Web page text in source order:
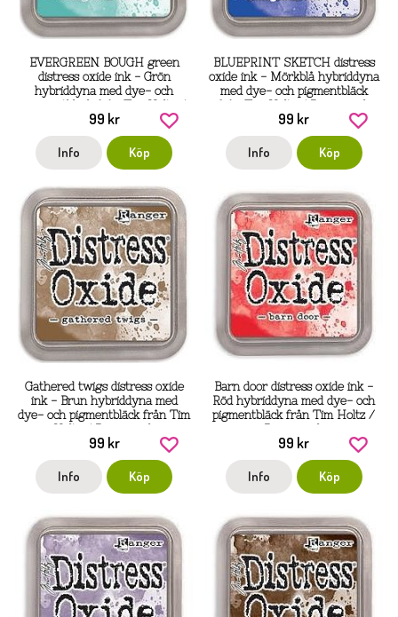
EVERGREEN BOUGH green
distress oxide ink - Grön
hybriddyna med dye- och
pigmentbläck från Tim Holtz /
Ranger ink
99 kr
Info Köp
BLUEPRINT SKETCH distress
oxide ink - Mörkblå hybriddyna
med dye- och pigmentbläck
från Tim Holtz / Ranger ink
99 kr
Info Köp
Gathered twigs distress oxide
ink - Brun hybriddyna med
dye- och pigmentbläck från Tim
Holtz / Ranger ink
99 kr
Info Köp
Barn door distress oxide ink -
Röd hybriddyna med dye- och
pigmentbläck från Tim Holtz /
Ranger ink
99 kr
Info Köp